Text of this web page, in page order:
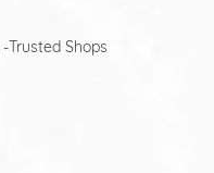
Trusted Shops